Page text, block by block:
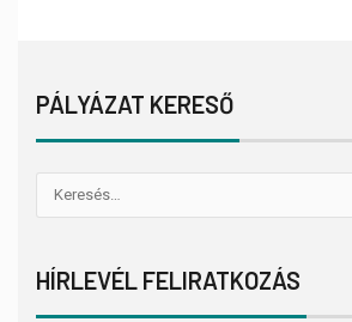
PÁLYÁZAT KERESŐ
HÍRLEVÉL FELIRATKOZÁS